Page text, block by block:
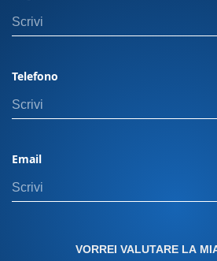
indicato esclude il passaggio di
proprietà può variare in base
veicolo e alla residenza
valida con finanziamento
Messa su strada più eventuali
aggiuntivi sull' auto non incluse
calcolate a parte. "Le immagini presenti sul sito
Telefono
Email
VORREI VALUTARE LA